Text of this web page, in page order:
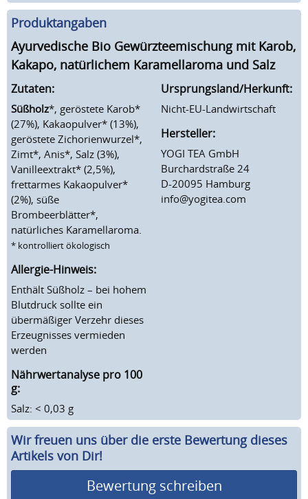
Produktangaben
Ayurvedische Bio Gewürzteemischung mit Karob,
Kakapo, natürlichem Karamellaroma und Salz
Zutaten:
Süßholz*, geröstete Karob*
(27%), Kakaopulver* (13%),
geröstete Zichorienwurzel*,
Zimt*, Anis*, Salz (3%),
Vanilleextrakt* (2,5%),
frettarmes Kakaopulver*
(2%), süße
Brombeerblätter*,
natürliches Karamellaroma.
* kontrolliert ökologisch
Allergie-Hinweis:
Enthält Süßholz – bei hohem
Blutdruck sollte ein
übermäßiger Verzehr dieses
Erzeugnisses vermieden
werden
Nährwertanalyse pro 100
g:
Salz: < 0,03 g
Ursprungsland/Herkunft:
Nicht-EU-Landwirtschaft
Hersteller:
YOGI TEA GmbH
Burchardstraße 24
D-20095 Hamburg
info@yogitea.com
Wir freuen uns über die erste Bewertung dieses
Artikels von Dir!
Bewertung schreiben